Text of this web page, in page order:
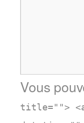
Vous
title="">